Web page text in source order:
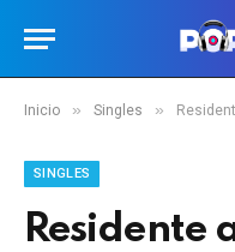
Inicio » Singles » Residente
SINGLES
Residente